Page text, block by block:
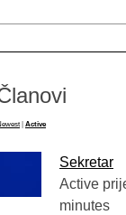
Active
Sekretar
Active
minutes